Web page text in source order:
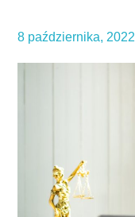
8 października, 2022